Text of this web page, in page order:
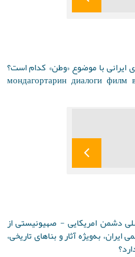
ایرانی با موضوع «وطن» کدام است؟
мондагортарин диалоги филм
دشمن امریکایی - صهیونیستی از
به‌ویژه آثار و بناهای تاریخی،